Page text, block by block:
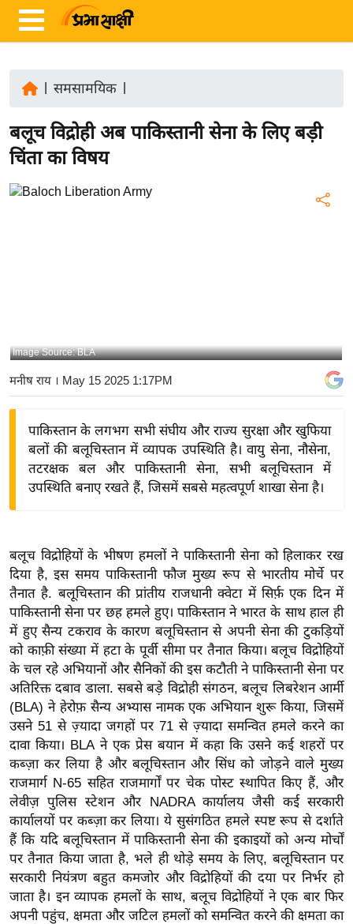
ज़ा
ख
र
ष्ट्री
य
बि
ग
त
वि
शे
ष
ज्ञ
रा
य
ब
ज
ट
खे
ल
क्रि
के
ट
I
समसामयिक
बलूच विद्रोही अब पाकिस्तानी सेना के लिए बड़ी
चिंता का विषय
Image Source: BLA
मनीष राय । May 15 2025 1:17PM
पाकिस्तान के लगभग सभी संघीय और राज्य सुरक्षा और खुफिया
बलों की बलूचिस्तान में व्यापक उपस्थिति है। वायु सेना, नौसेना,
तटरक्षक बल और पाकिस्तानी सेना, सभी बलूचिस्तान में
उपस्थिति बनाए रखते हैं, जिसमें सबसे महत्वपूर्ण शाखा सेना है।
बलूच विद्रोहियों के भीषण हमलों ने पाकिस्तानी सेना को हिलाकर रख
दिया है, इस समय पाकिस्तानी फौज मुख्य रूप से भारतीय मोर्चे पर
तैनात है. बलूचिस्तान की प्रांतीय राजधानी क्वेटा में सिर्फ़ एक दिन में
पाकिस्तानी सेना पर छह हमले हुए। पाकिस्तान ने भारत के साथ हाल ही
में हुए सैन्य टकराव के कारण बलूचिस्तान से अपनी सेना की टुकड़ियों
को काफ़ी संख्या में हटा के पूर्वी सीमा पर तैनात किया। बलूच विद्रोहियों
के चल रहे अभियानों और सैनिकों की इस कटौती ने पाकिस्तानी सेना पर
अतिरिक्त दबाव डाला. सबसे बड़े विद्रोही संगठन, बलूच लिबरेशन आर्मी
(BLA) ने हेरोफ़ सैन्य अभ्यास नामक एक अभियान शुरू किया, जिसमें
उसने 51 से ज़्यादा जगहों पर 71 से ज़्यादा समन्वित हमले करने का
दावा किया। BLA ने एक प्रेस बयान में कहा कि उसने कई शहरों पर
कब्ज़ा कर लिया है और बलूचिस्तान और सिंध को जोड़ने वाले मुख्य
राजमार्ग N-65 सहित राजमार्गों पर चेक पोस्ट स्थापित किए हैं, और
लेवीज़ पुलिस स्टेशन और NADRA कार्यालय जैसी कई सरकारी
कार्यालयों पर कब्ज़ा कर लिया। ये सुसंगठित हमले स्पष्ट रूप से दर्शाते
हैं कि यदि बलूचिस्तान में पाकिस्तानी सेना की इकाइयों को अन्य मोर्चों
पर तैनात किया जाता है, भले ही थोड़े समय के लिए, बलूचिस्तान पर
सरकारी नियंत्रण बहुत कमजोर और विद्रोहियों की दया पर निर्भर हो
जाता है। इन व्यापक हमलों के साथ, बलूच विद्रोहियों ने एक बार फिर
अपनी पहुंच, क्षमता और जटिल हमलों को समन्वित करने की क्षमता का